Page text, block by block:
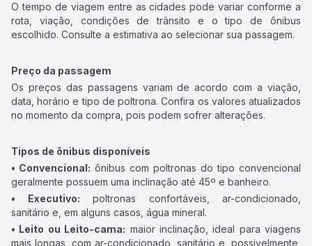
O tempo de viagem entre as cidades pode variar conforme a
rota, viação, condições de trânsito e o tipo de ônibus
escolhido. Consulte a estimativa ao selecionar sua passagem.
Preço da passagem
Os preços das passagens variam de acordo com a viação,
data, horário e tipo de poltrona. Confira os valores atualizados
no momento da compra, pois podem sofrer alterações.
Tipos de ônibus disponíveis
• Convencional: ônibus com poltronas do tipo convencional
geralmente possuem uma inclinação até 45º e banheiro.
• Executivo: poltronas confortáveis, ar-condicionado,
sanitário e, em alguns casos, água mineral.
• Leito ou Leito-cama: maior inclinação, ideal para viagens
mais longas, com ar-condicionado, sanitário e, possivelmente,